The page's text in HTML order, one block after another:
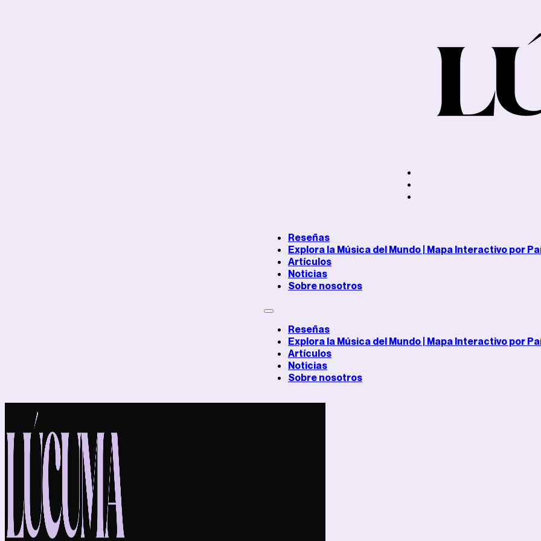
Reseñas
Explora la Música del Mundo | Mapa Interactivo por
Artículos
Noticias
Sobre nosotros
Reseñas
Explora la Música del Mundo | Mapa Interactivo por
Artículos
Noticias
Sobre nosotros